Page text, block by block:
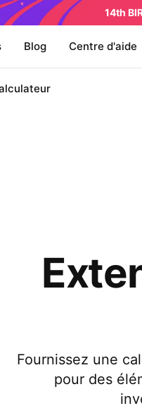
14th
Blog Centre d'aide
Fournissez une
pour des